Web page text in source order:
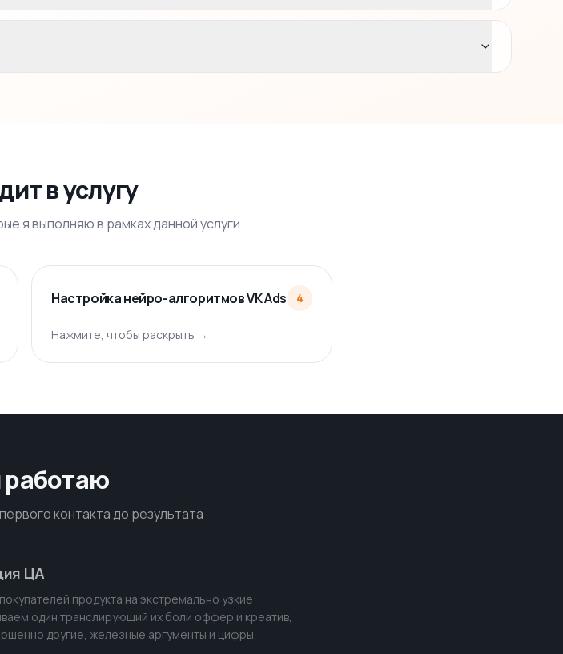
в услугу
я выполняю в рамках данной услуги
Настройка нейро-алгоритмов VK Ads 4
Нажмите, чтобы раскрыть →
работаю
контакта до результата
ЦА
продукта на экстремально узкие
один транслирующий их боли оффер и креатив,
другие, железные аргументы и цифры.